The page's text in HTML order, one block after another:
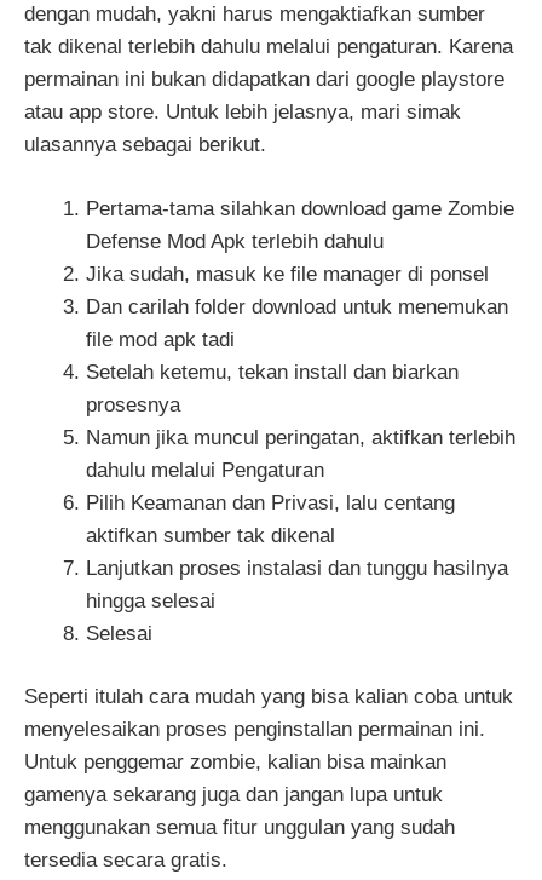
dengan mudah, yakni harus mengaktiafkan sumber
tak dikenal terlebih dahulu melalui pengaturan. Karena
permainan ini bukan didapatkan dari google playstore
atau app store. Untuk lebih jelasnya, mari simak
ulasannya sebagai berikut.
Pertama-tama silahkan download game Zombie
Defense Mod Apk terlebih dahulu
Jika sudah, masuk ke file manager di ponsel
Dan carilah folder download untuk menemukan
file mod apk tadi
Setelah ketemu, tekan install dan biarkan
prosesnya
Namun jika muncul peringatan, aktifkan terlebih
dahulu melalui Pengaturan
Pilih Keamanan dan Privasi, lalu centang
aktifkan sumber tak dikenal
Lanjutkan proses instalasi dan tunggu hasilnya
hingga selesai
Selesai
Seperti itulah cara mudah yang bisa kalian coba untuk
menyelesaikan proses penginstallan permainan ini.
Untuk penggemar zombie, kalian bisa mainkan
gamenya sekarang juga dan jangan lupa untuk
menggunakan semua fitur unggulan yang sudah
tersedia secara gratis.